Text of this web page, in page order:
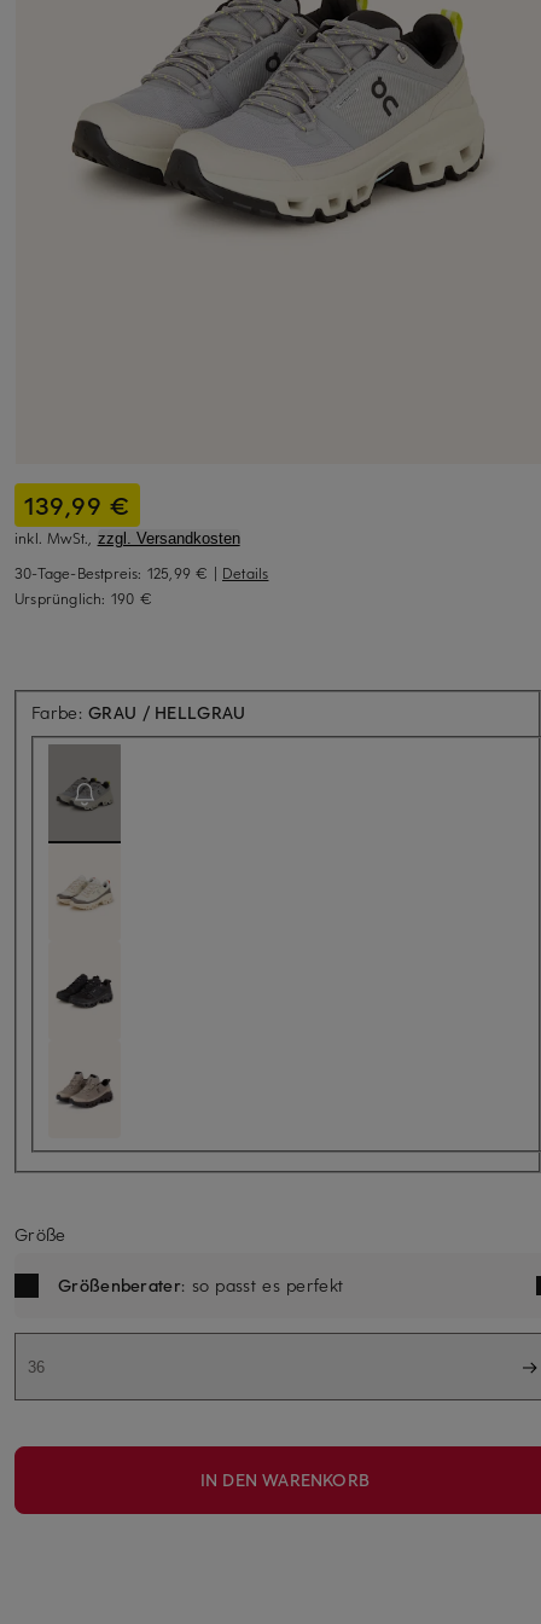
139,99 €
inkl. MwSt., zzgl. Versandkosten
30-Tage-Bestpreis: 125,99 € | Details
Ursprünglich: 190 €
Farbe:GRAU / HELLGRAU
Größe
Größenberater: so passt es perfekt
36
IN DEN WARENKORB